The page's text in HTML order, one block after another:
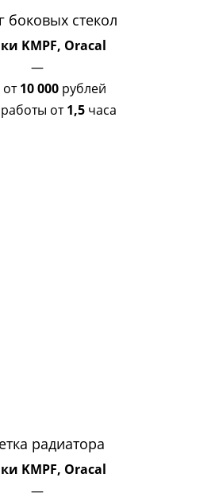
боковых стекол
KMPF, Oracal
—
10 000рублей
от1,5часа
радиатора
KMPF, Oracal
—